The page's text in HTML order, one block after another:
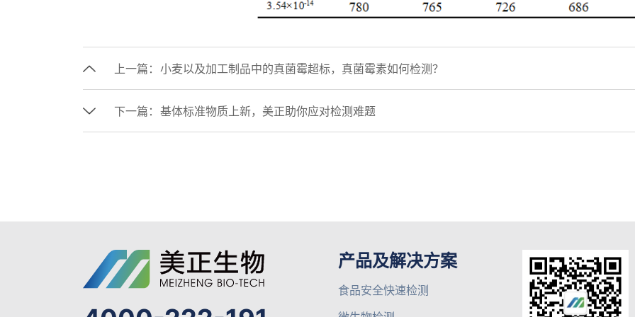
上一篇： 小麦以及加工制品中的真菌霉超标，真菌霉素如何检测？
下一篇： 基体标准物质上新，美正助你应对检测难题
产品及解决方案
食品安全快速检测